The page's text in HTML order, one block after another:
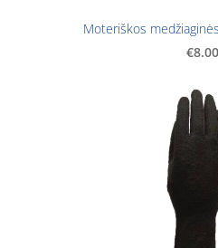
Moteriškos
€8.00